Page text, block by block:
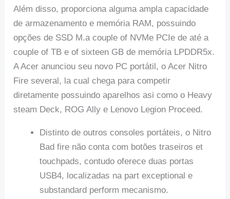
Além disso, proporciona alguma ampla capacidade
de armazenamento e memória RAM, possuindo
opções de SSD M.a couple of NVMe PCIe de até a
couple of TB e of sixteen GB de memória LPDDR5x.
A Acer anunciou seu novo PC portátil, o Acer Nitro
Fire several, la cual chega para competir
diretamente possuindo aparelhos asi como o Heavy
steam Deck, ROG Ally e Lenovo Legion Proceed.
Distinto de outros consoles portáteis, o Nitro
Bad fire não conta com botões traseiros et
touchpads, contudo oferece duas portas
USB4, localizadas na part exceptional e
substandard perform mecanismo.